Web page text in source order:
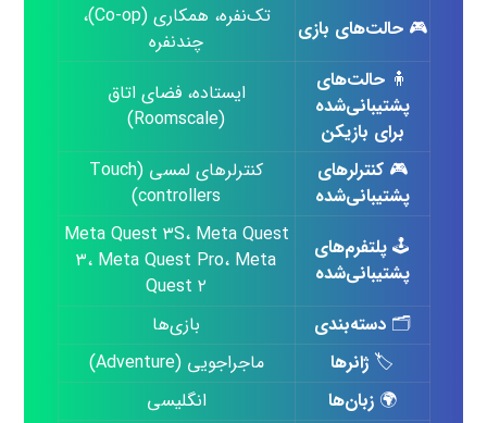
🎮حالت‌های بازی
تک‌نفره، همکاری (Co-op)،
چندنفره
🧍 حالت‌های
پشتیبانی‌شده
برای بازیکن
ایستاده، فضای اتاق
(Roomscale)
🎮کنترلرهای
پشتیبانی‌شده
کنترلرهای لمسی (Touch
controllers)
🕹️ پلتفرم‌های
پشتیبانی‌شده
Meta Quest ۳S، Meta Quest
۳، Meta Quest Pro، Meta
Quest ۲
🗂️دسته‌بندی
بازی‌ها
🏷️ ژانرها
ماجراجویی (Adventure)
🌍زبان‌ها
انگلیسی